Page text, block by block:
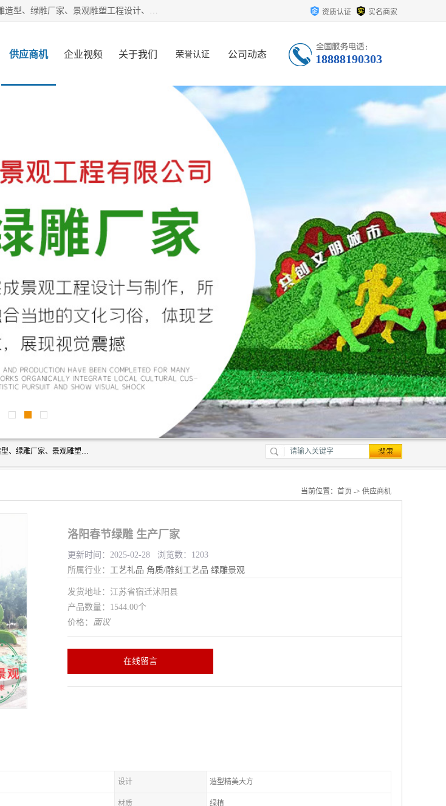
宿迁净澜天景观工程有限公司经营范围包括草雕、植物雕塑、景区绿雕、国庆绿雕、绿雕造型、绿雕厂家、景观雕塑工程设计、施工;绿化工程设计、施工、养护;绿化苗木、盆景种植、销售;是一家大型立体花坛草雕绿雕、五色草造型绿雕，仿真植物绿雕、稻草人工艺品、不锈钢雕塑等策划制作厂家，提供绿雕设计，制作,加工，及安装一站式服务。 资质认证 实名商家
供应商机 企业视频 关于我们 荣誉认证 公司动态 18888190303
宿迁净澜天景观工程有限公司经营范围包括草雕、植物雕塑、景区绿雕、国庆绿雕、绿雕造型、绿雕厂家、景观雕塑工程设计、施工;绿化工程设计、施工、养护;绿化苗木、盆景种植、销售;是一家大型立体花坛草雕绿雕、五色草造型绿雕，仿真植物绿雕、稻草人工艺品、不锈钢雕塑等策划制作厂家，提供绿雕设计，制作,加工，及安装一站式服务。
当前位置： 首页 -> 供应商机
洛阳春节绿雕 生产厂家
更新时间：2025-02-28 浏览数：1203
所属行业： 工艺礼品 角质/雕刻工艺品 绿雕景观
发货地址：江苏省宿迁沭阳县
产品数量：1544.00个
价格： 面议
在线留言
设计 造型精美大方
材质 绿植